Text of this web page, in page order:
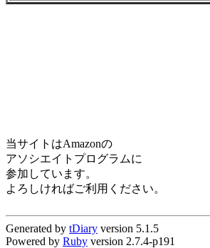
当サイトはAmazonの
アソシエイトプログラムに
参加しています。
よろしければご利用ください。
Generated by tDiary version 5.1.5
Powered by Ruby version 2.7.4-p191